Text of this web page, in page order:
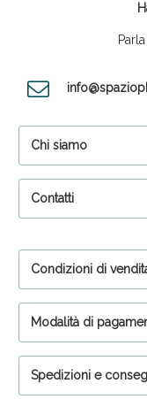
Chi siamo
Contatti
Condizioni di
Modalità di
Spedizioni e